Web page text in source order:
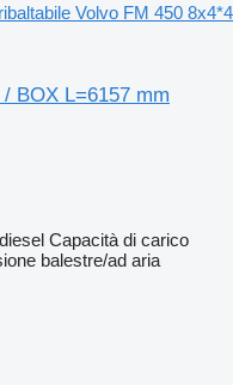
Volvo FM 450 8x4*4
BOX L=6157 mm
diesel Capacità di carico
balestre/ad aria